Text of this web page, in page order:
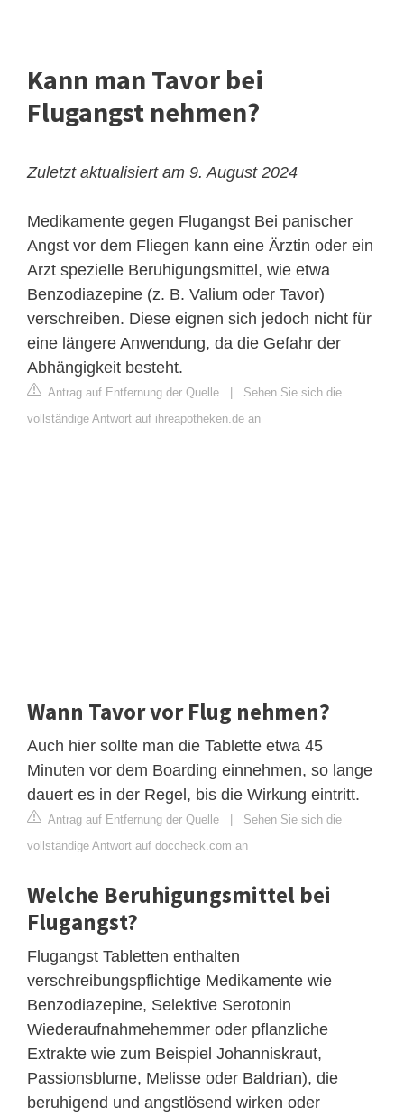
Kann man Tavor bei
Flugangst nehmen?
Zuletzt aktualisiert am 9. August 2024
Medikamente gegen Flugangst Bei panischer
Angst vor dem Fliegen kann eine Ärztin oder ein
Arzt spezielle Beruhigungsmittel, wie etwa
Benzodiazepine (z. B. Valium oder Tavor)
verschreiben. Diese eignen sich jedoch nicht für
eine längere Anwendung, da die Gefahr der
Abhängigkeit besteht.
Antrag auf Entfernung der Quelle
Sehen Sie sich die
vollständige Antwort auf ihreapotheken.de an
Wann Tavor vor Flug nehmen?
Auch hier sollte man die Tablette etwa 45
Minuten vor dem Boarding einnehmen, so lange
dauert es in der Regel, bis die Wirkung eintritt.
Antrag auf Entfernung der Quelle
Sehen Sie sich die
vollständige Antwort auf doccheck.com an
Welche Beruhigungsmittel bei
Flugangst?
Flugangst Tabletten enthalten
verschreibungspflichtige Medikamente wie
Benzodiazepine, Selektive Serotonin
Wiederaufnahmehemmer oder pflanzliche
Extrakte wie zum Beispiel Johanniskraut,
Passionsblume, Melisse oder Baldrian), die
beruhigend und angstlösend wirken oder